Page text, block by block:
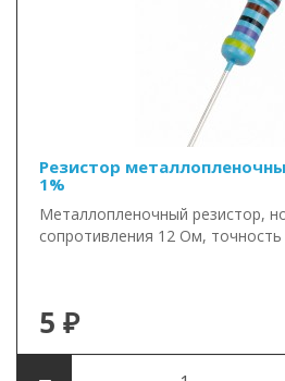
Резистор
1%
Металлопленочный резистор,
сопротивления 12 Ом, точность
5 ₽